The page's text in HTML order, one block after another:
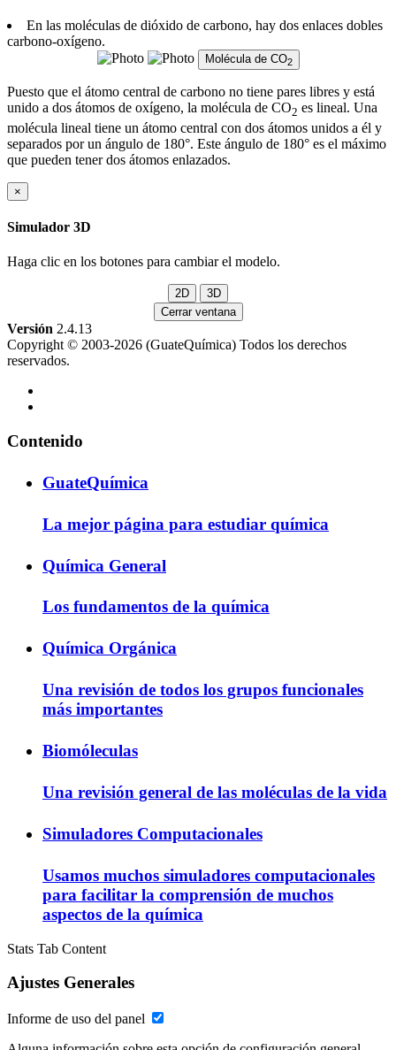
En las moléculas de dióxido de carbono, hay dos enlaces dobles
carbono-oxígeno.
Molécula de CO2
Puesto que el átomo central de carbono no tiene pares libres y está
unido a dos átomos de oxígeno, la molécula de CO2 es lineal. Una
molécula lineal tiene un átomo central con dos átomos unidos a él y
separados por un ángulo de 180°. Este ángulo de 180° es el máximo
que pueden tener dos átomos enlazados.
×
Simulador 3D
Haga clic en los botones para cambiar el modelo.
Cerrar ventana
Versión 2.4.13
Copyright © 2003-2026 (GuateQuímica) Todos los derechos
reservados.
Contenido
GuateQuímica
La mejor página para estudiar química
Química General
Los fundamentos de la química
Química Orgánica
Una revisión de todos los grupos funcionales
más importantes
Biomóleculas
Una revisión general de las moléculas de la vida
Simuladores Computacionales
Usamos muchos simuladores computacionales
para facilitar la comprensión de muchos
aspectos de la química
Stats Tab Content
Ajustes Generales
Informe de uso del panel